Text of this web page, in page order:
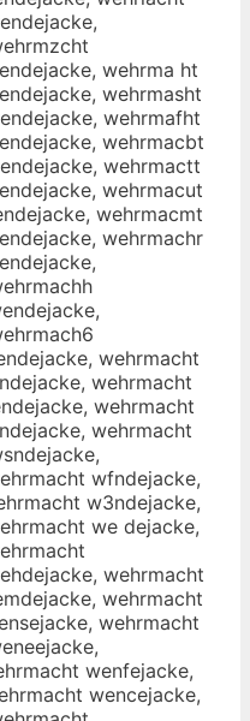
wehrma ht
wehrmasht
wehrmafht
wehrmacbt
wehrmactt
wehrmacut
wehrmacmt
wehrmachr
wehrmacht
wehrmacht
wehrmacht
wehrmacht
wfndejacke,
w3ndejacke,
we dejacke,
wehrmacht
wehrmacht
wehrmacht
wenfejacke,
wencejacke,